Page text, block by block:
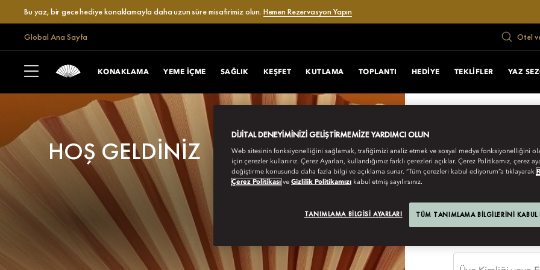
Bu yaz, bir gece hediye konaklamayla daha uzun süre misafirimiz olun. Hemen Rezervasyon Yapın
Global Ana Sayfa Otel
KONAKLAMA YEME IÇME SAĞLIK KEŞFET KUTLAMA TOPLANTI HEDIYE TEKLIFLER YAZ
HOŞ GELDINIZ
Fans of M.O. üyesi
DIJITAL DENEYIMINIZI GELIŞTIRMEMIZE YARDIMCI OLUN
Web sitesinin fonksiyonelliğini sağlamak, trafiğimizi analiz etmek ve sosyal medya fonksiyonelliğini
için çerezler kullanırız. Çerez Ayarları, kullandığımız farklı çerezleri açıklar. Çerez Politikamız, çerez
değiştirme konusunda daha fazla bilgi ve açıklama sunar. “Tüm çerezleri kabul ediyorum”a tıklayarak
Çerez Politikası ve Gizlilik Politikamızı kabul etmiş sayılırsınız.
TANIMLAMA BILGISI AYARLARI TÜM TANIMLAMA BILGILERINI KABUL